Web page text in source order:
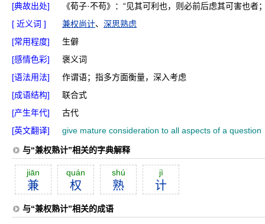
[典故出处]
《荀子·不苟》：“见其可利也，则必前后虑其可害也
[ 近义词 ]
兼权尚计、 深思熟虑
[常用程度]
生僻
[感情色彩]
褒义词
[语法用法]
作谓语；指多方面衡量，深入考虑
[成语结构]
联合式
[产生年代]
古代
[英文翻译]
give mature consideration to all aspects of a question
与“兼权熟计”相关的字典解释
jiān
兼
quán
权
shú
熟
jì
计
与“兼权熟计”相关的成语